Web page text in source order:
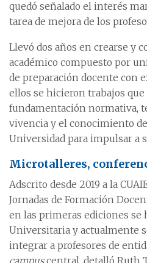
quedó señalado el interés
tarea de mejora de los
Llevó dos años en crearse y
académico compuesto por
de preparación docente con
ellos se hicieron trabajos
fundamentación normativa,
vivencia y el conocimiento
Universidad para impulsar a
Microtalleres,
Adscrito desde 2019 a la
Jornadas de Formación
en las primeras ediciones se
Universitaria y actualmente
integrar a profesores de